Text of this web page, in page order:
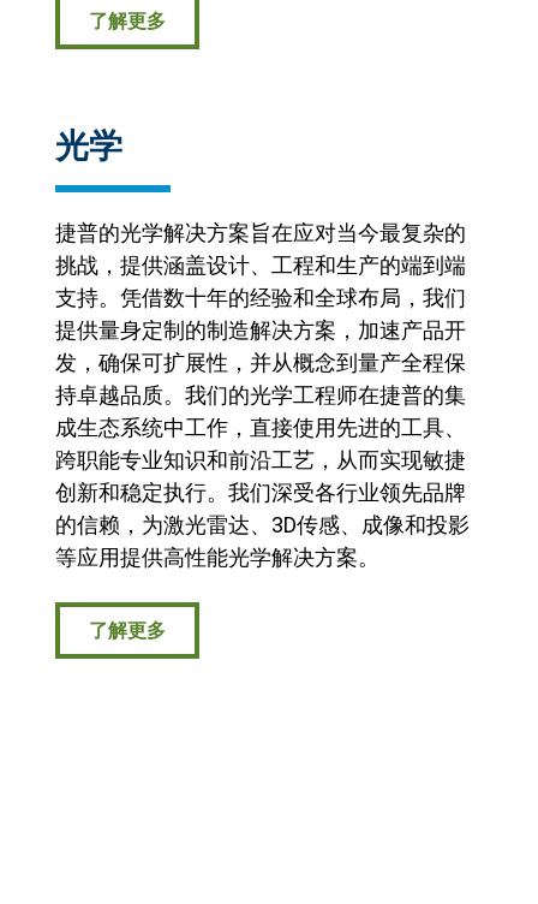
了解更多
光学
捷普的光学解决方案旨在应对当今最复杂的
挑战，提供涵盖设计、工程和生产的端到端
支持。凭借数十年的经验和全球布局，我们
提供量身定制的制造解决方案，加速产品开
发，确保可扩展性，并从概念到量产全程保
持卓越品质。我们的光学工程师在捷普的集
成生态系统中工作，直接使用先进的工具、
跨职能专业知识和前沿工艺，从而实现敏捷
创新和稳定执行。我们深受各行业领先品牌
的信赖，为激光雷达、3D传感、成像和投影
等应用提供高性能光学解决方案。
了解更多